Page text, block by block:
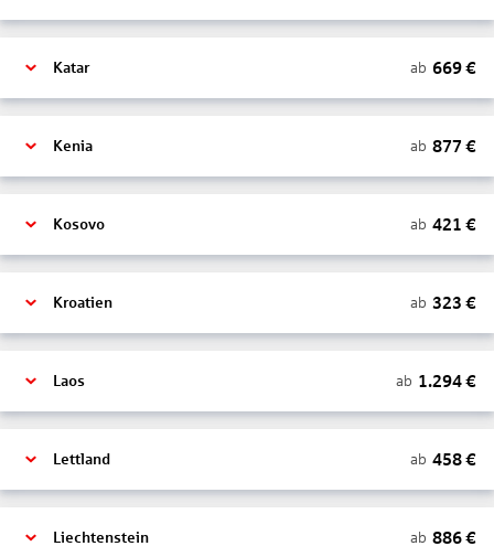
Katar ab 669€
Kenia ab 877 €
Kosovo ab 421 €
Kroatien ab 323 €
Laos ab 1.294€
Lettland ab 458€
Liechtenstein ab 886€